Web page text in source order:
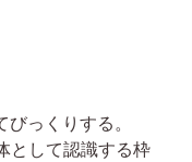
っくりする。
として認識する枠